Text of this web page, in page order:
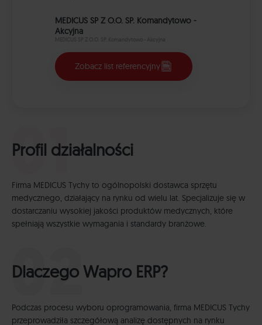
MEDICUS SP Z O.O. SP. Komandytowo -
Akcyjna
Zobacz list referencyjny
Profil działalności
Firma MEDICUS Tychy to ogólnopolski dostawca sprzętu
medycznego, działający na rynku od wielu lat. Specjalizuje się w
dostarczaniu wysokiej jakości produktów medycznych, które
spełniają wszystkie wymagania i standardy branżowe.
Dlaczego Wapro ERP?
Podczas procesu wyboru oprogramowania, firma MEDICUS Tychy
przeprowadziła szczegółową analizę dostępnych na rynku